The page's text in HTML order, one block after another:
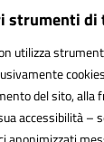
strumenti di
utilizza
del sito, alla
accessibilità –
12 60 Email:
rcic841003